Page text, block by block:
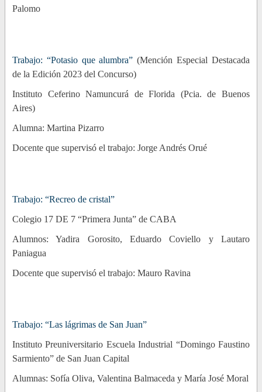
Palomo
Trabajo: “Potasio que alumbra” (Mención Especial Destacada
de la Edición 2023 del Concurso)
Instituto Ceferino Namuncurá de Florida (Pcia. de Buenos
Aires)
Alumna: Martina Pizarro
Docente que supervisó el trabajo: Jorge Andrés Orué
Trabajo: “Recreo de cristal”
Colegio 17 DE 7 “Primera Junta” de CABA
Alumnos: Yadira Gorosito, Eduardo Coviello y Lautaro
Paniagua
Docente que supervisó el trabajo: Mauro Ravina
Trabajo: “Las lágrimas de San Juan”
Instituto Preuniversitario Escuela Industrial “Domingo Faustino
Sarmiento” de San Juan Capital
Alumnas: Sofía Oliva, Valentina Balmaceda y María José Moral